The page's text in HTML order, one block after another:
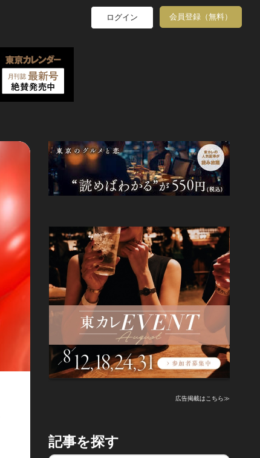
ログイン 会員登録（無料）
広告掲載はこちら≫
記事を探す